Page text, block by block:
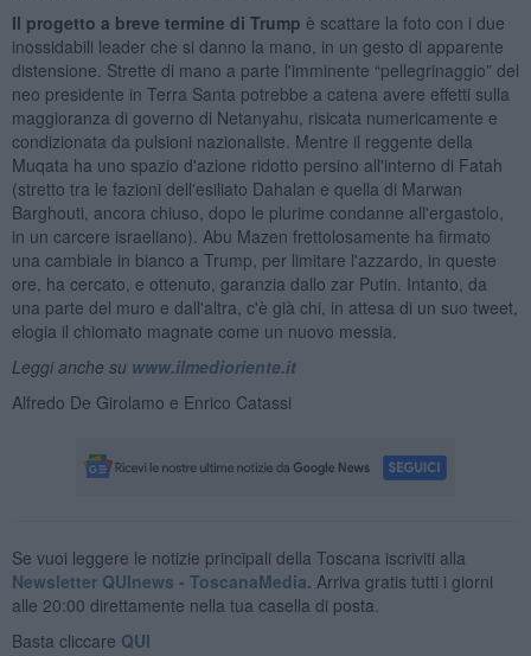
Il progetto a breve termine di Trump è scattare la foto con i due
inossidabili leader che si danno la mano, in un gesto di apparente
distensione. Strette di mano a parte l'imminente “pellegrinaggio” del
neo presidente in Terra Santa potrebbe a catena avere effetti sulla
maggioranza di governo di Netanyahu, risicata numericamente e
condizionata da pulsioni nazionaliste. Mentre il reggente della
Muqata ha uno spazio d'azione ridotto persino all'interno di Fatah
(stretto tra le fazioni dell'esiliato Dahalan e quella di Marwan
Barghouti, ancora chiuso, dopo le plurime condanne all'ergastolo,
in un carcere israeliano). Abu Mazen frettolosamente ha firmato
una cambiale in bianco a Trump, per limitare l'azzardo, in queste
ore, ha cercato, e ottenuto, garanzia dallo zar Putin. Intanto, da
una parte del muro e dall'altra, c'è già chi, in attesa di un suo tweet,
elogia il chiomato magnate come un nuovo messia.
Leggi anche su www.ilmedioriente.it
Alfredo De Girolamo e Enrico Catassi
Se vuoi leggere le notizie principali della Toscana iscriviti alla
Newsletter QUInews - ToscanaMedia. Arriva gratis tutti i giorni
alle 20:00 direttamente nella tua casella di posta.
Basta cliccare QUI